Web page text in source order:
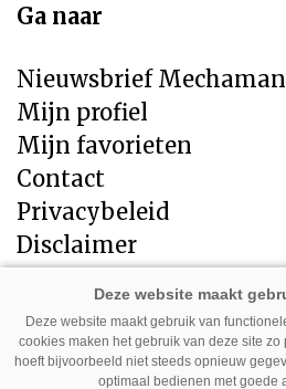
Ga naar
Nieuwsbrief Mechaman
Mijn profiel
Mijn favorieten
Contact
Privacybeleid
Disclaimer
Direct naar
LandbouwMechanisatie
Tuin en Park Techniek
Deze website maakt gebruik van
cookies maken het gebruik van deze site
hoeft bijvoorbeeld niet steeds opnieuw
optimaal bedienen met goede